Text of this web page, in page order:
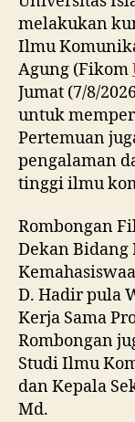
melakukan
Ilmu
Agung (Fikom
Jumat (7/8/
untuk
Pertemuan
pengalaman
tinggi ilmu
Rombongan
Dekan Bidang
D. Hadir pula
Kerja Sama
Rombongan
Studi Ilmu
dan Kepala
Md.